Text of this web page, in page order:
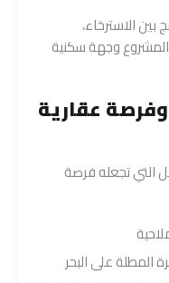
الاسترخاء،
المشروع وجهة سكنية
عقارية
التي تجعله فرصة
المطلة على البحر